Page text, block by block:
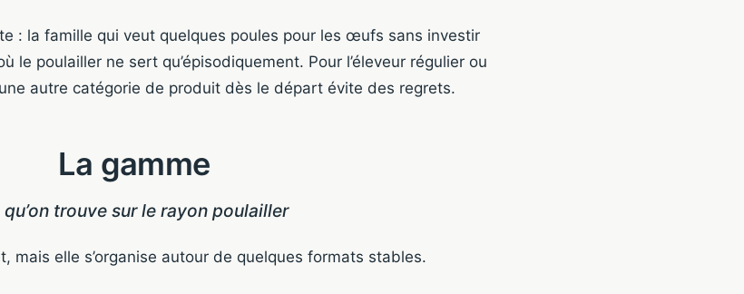
: la famille qui veut quelques poules pour les œufs sans investir
le poulailler ne sert qu’épisodiquement. Pour l’éleveur régulier ou
autre catégorie de produit dès le départ évite des regrets.
La gamme
qu’on trouve sur le rayon poulailler
mais elle s’organise autour de quelques formats stables.